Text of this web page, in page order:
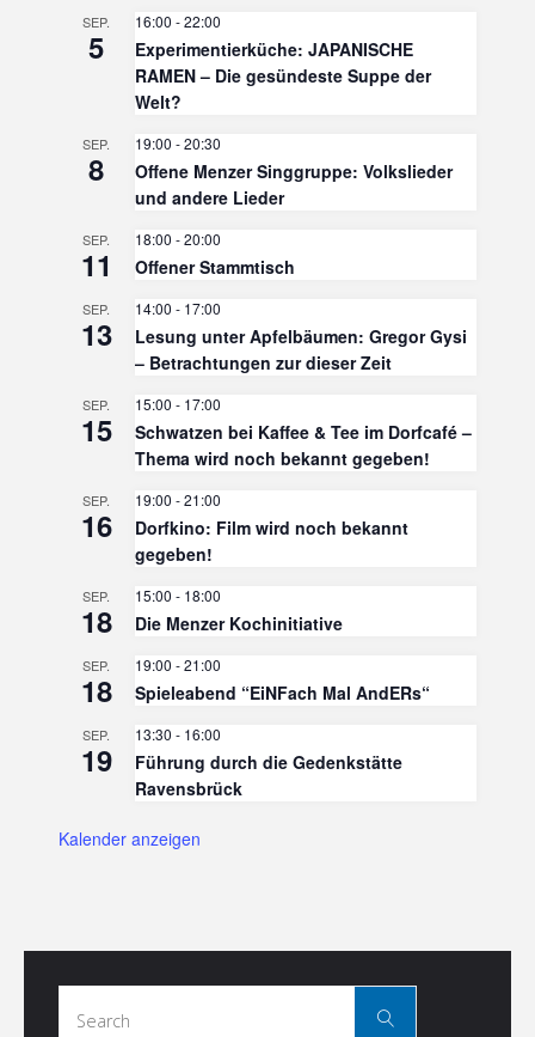
SEP.
5
16:00 -22:00
Experimentierküche: JAPANISCHE
RAMEN – Die gesündeste Suppe der
Welt?
SEP.
8
19:00 -20:30
Offene Menzer Singgruppe: Volkslieder
und andere Lieder
SEP.
11
18:00 -20:00
Offener Stammtisch
SEP.
13
14:00 - 17:00
Lesung unter Apfelbäumen: Gregor Gysi
– Betrachtungen zur dieser Zeit
SEP.
15
15:00 - 17:00
Schwatzen bei Kaffee & Tee im Dorfcafé –
Thema wird noch bekannt gegeben!
SEP.
16
19:00 -21:00
Dorfkino: Film wird noch bekannt
gegeben!
SEP.
18
15:00 - 18:00
Die Menzer Kochinitiative
SEP.
18
19:00 -21:00
Spieleabend “EiNFach Mal AndERs“
SEP.
19
13:30 - 16:00
Führung durch die Gedenkstätte
Ravensbrück
Kalender anzeigen
Search